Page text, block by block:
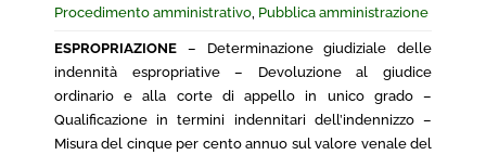
Procedimento amministrativo, Pubblica amministrazione
ESPROPRIAZIONE – Determinazione giudiziale delle
indennità espropriative – Devoluzione al giudice
ordinario e alla corte di appello in unico grado –
Qualificazione in termini indennitari dell’indennizzo –
Misura del cinque per cento annuo sul valore venale del